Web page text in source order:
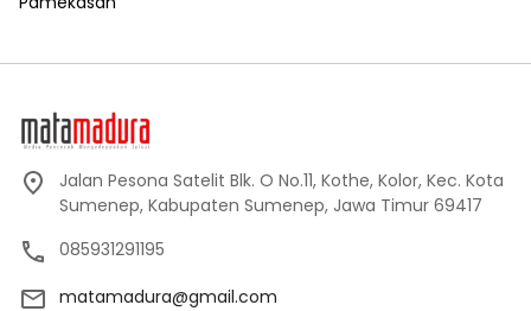
Jalan Pesona Satelit Blk. O No.11, Kothe, Kolor, Kec. Kota
Sumenep, Kabupaten Sumenep, Jawa Timur 69417
085931291195
matamadura@gmail.com